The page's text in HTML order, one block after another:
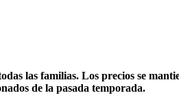
las familias. Los precios se
de la pasada temporada.